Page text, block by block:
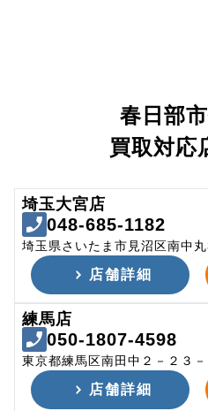
春日部
買取対応
埼玉大宮店
048-685-1182
埼玉県さいたま市見沼区南中
店舗詳細
練馬店
050-1807-4598
東京都練馬区南田中２－２３－
店舗詳細